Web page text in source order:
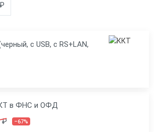
с USB, с RS+LAN,
в ФНС и ОФД
₽ –67%